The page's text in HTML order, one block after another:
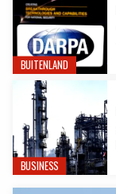
BUITENLAND
BUSINESS